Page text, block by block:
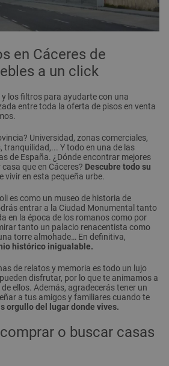
en Cáceres de
a un click
los filtros para ayudarte con una
entre toda la oferta de pisos en venta
Universidad, zonas comerciales,
tranquilidad,... Y todo en una de las
de España. ¿Dónde encontrar mejores
que en Cáceres? Descubre todo su
vivir en esta pequeña urbe.
es como un museo de historia de
entrar a la Ciudad Monumental tanto
en la época de los romanos como por
tanto un palacio renacentista como
torre almohade… En definitiva,
histórico inigualable.
de relatos y memoria es todo un lujo
disfrutar, por lo que te animamos a
ellos. Además, agradecerás tener un
a tus amigos y familiares cuando te
orgullo del lugar donde vives.
o buscar casas